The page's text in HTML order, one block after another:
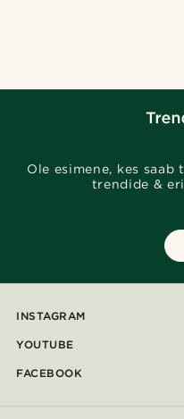
Ole esimene, kes
trendide &
INSTAGRAM
YOUTUBE
FACEBOOK